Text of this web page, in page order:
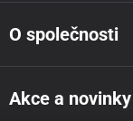
O společnosti
Akce a